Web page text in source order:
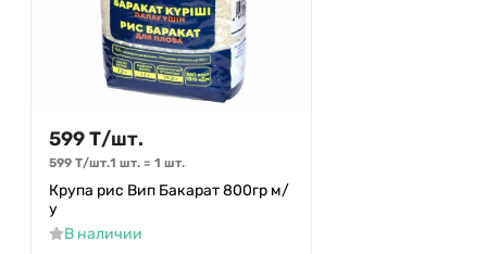
599Т/шт.
599 Т/шт.1 шт. = 1 шт.
Крупа рис Вип Бакарат 800гр м/
у
В наличии